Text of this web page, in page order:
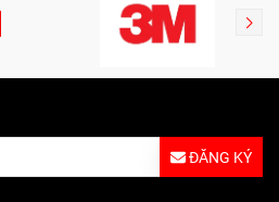
ĐĂNG KÝ